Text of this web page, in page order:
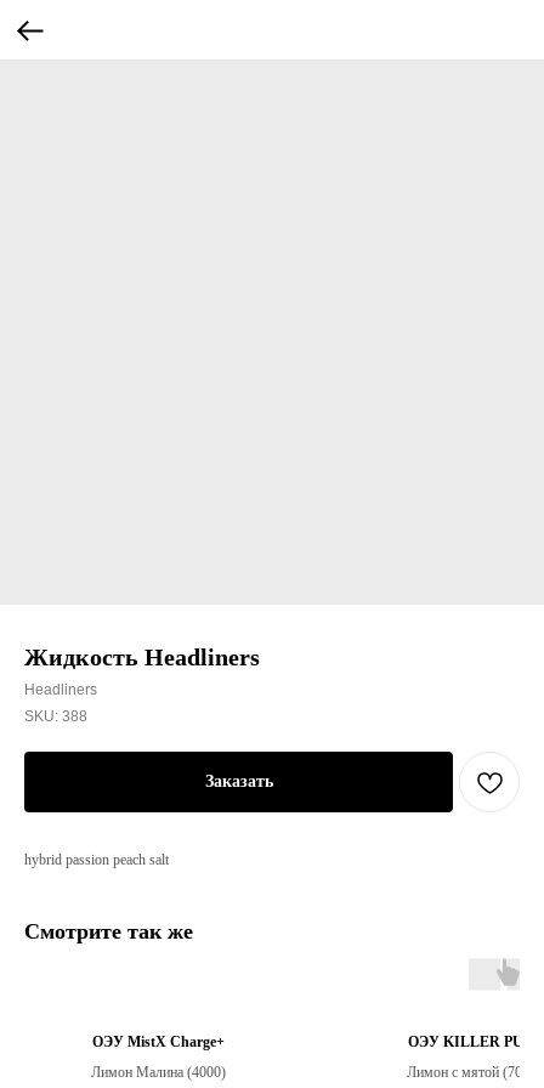
Жидкость Headliners
Headliners
SKU: 388
Заказать
hybrid passion peach salt
Смотрите так же
ОЭУ MistX Charge+
Лимон Малина (4000)
ОЭУ KILLER PUFF
Лимон с мятой (7000)